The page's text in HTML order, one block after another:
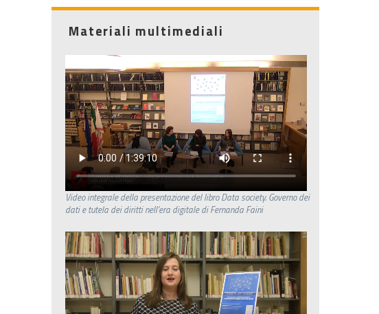
Materiali multimediali
Video integrale della presentazione del libro Data society. Governo dei
dati e tutela dei diritti nell’era digitale di Fernanda Faini